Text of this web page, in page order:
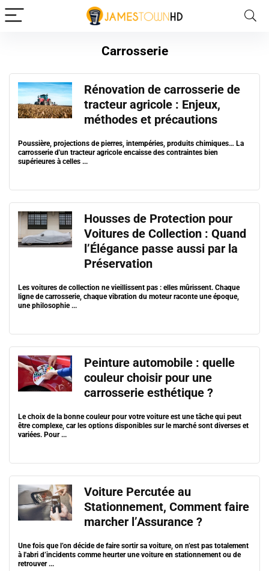
Carrosserie
Rénovation de carrosserie de
tracteur agricole : Enjeux,
méthodes et précautions
Poussière, projections de pierres, intempéries, produits chimiques… La
carrosserie d'un tracteur agricole encaisse des contraintes bien
supérieures à celles ...
Housses de Protection pour
Voitures de Collection : Quand
l’Élégance passe aussi par la
Préservation
Les voitures de collection ne vieillissent pas : elles mûrissent. Chaque
ligne de carrosserie, chaque vibration du moteur raconte une époque,
une philosophie ...
Peinture automobile : quelle
couleur choisir pour une
carrosserie esthétique ?
Le choix de la bonne couleur pour votre voiture est une tâche qui peut
être complexe, car les options disponibles sur le marché sont diverses et
variées. Pour ...
Voiture Percutée au
Stationnement, Comment faire
marcher l’Assurance ?
Une fois que l’on décide de faire sortir sa voiture, on n’est pas totalement
à l'abri d’incidents comme heurter une voiture en stationnement ou de
retrouver ...